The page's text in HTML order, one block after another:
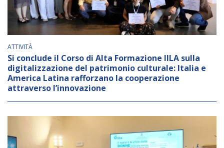
ATTIVITÀ
Si conclude il Corso di Alta Formazione IILA sulla
digitalizzazione del patrimonio culturale: Italia e
America Latina rafforzano la cooperazione
attraverso l’innovazione